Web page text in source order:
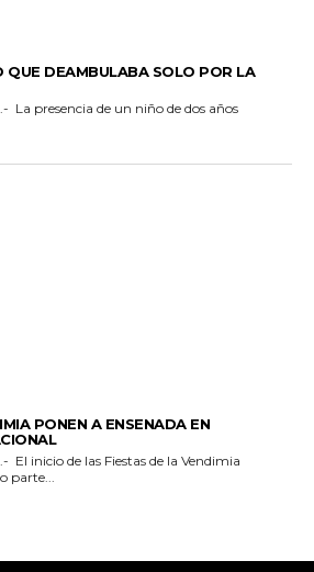
QUE DEAMBULABA SOLO POR LA
PONEN A ENSENADA EN
parte...